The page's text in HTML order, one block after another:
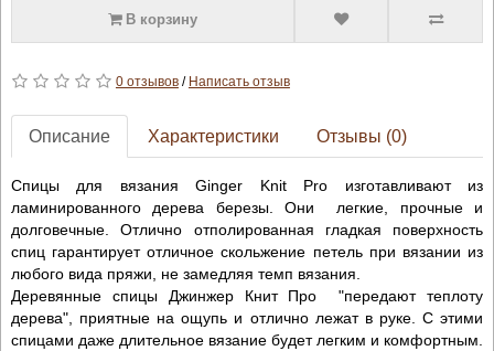
В корзину
0 отзывов/ Написать отзыв
Описание Характеристики Отзывы (0)
Спицы для вязания Ginger Knit Pro изготавливают из
ламинированного дерева березы. Они легкие, прочные и
долговечные. Отлично отполированная гладкая поверхность
спиц гарантирует отличное скольжение петель при вязании из
любого вида пряжи, не замедляя темп вязания.
Деревянные спицы Джинжер Книт Про "передают теплоту
дерева", приятные на ощупь и отлично лежат в руке. С этими
спицами даже длительное вязание будет легким и комфортным.